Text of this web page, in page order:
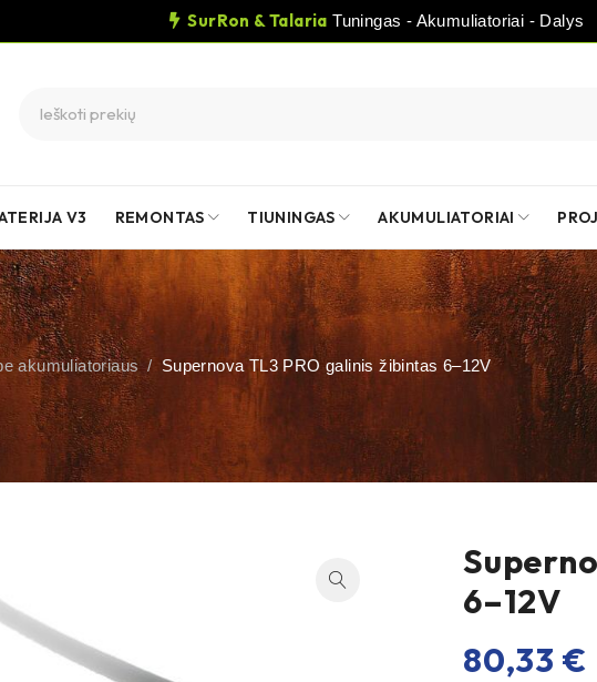
SurRon & Talaria Tuningas - Akumuliatoriai - Dalys
V3 REMONTAS TIUNINGAS AKUMULIATORIAI
akumuliatoriaus / Supernova TL3 PRO galinis žibintas 6–12V
6–12V
80,33 €